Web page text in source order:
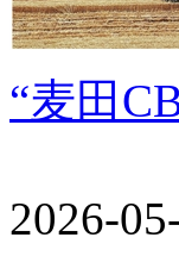
“麦田
2026-